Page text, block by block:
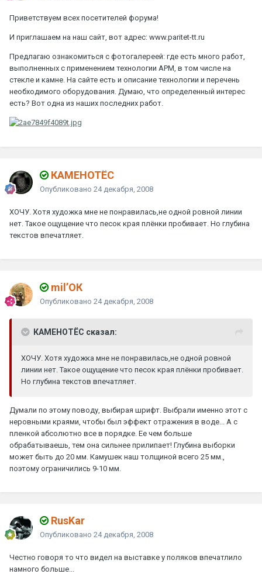
Приветствуем всех посетителей форума!
И приглашаем на наш сайт, вот адрес: www.paritet-tt.ru
Предлагаю ознакомиться с фотогалереей: где есть много работ,
выполненных с применением технологии АPM, в том числе на
стекле и камне. На сайте есть и описание технологии и перечень
необходимого оборудования. Думаю, что определенный интерес
есть? Вот одна из наших последних работ.
КАМЕНОТЁС
Опубликовано 24 декабря, 2008
ХОЧУ. Хотя художка мне не понравилась,не одной ровной линии
нет. Такое ощущение что песок края плёнки пробивает. Но глубина
текстов впечатляет.
mil’ОК
Опубликовано 24 декабря, 2008
КАМЕНОТЁС сказал:
ХОЧУ. Хотя художка мне не понравилась,не одной ровной
линии нет. Такое ощущение что песок края плёнки пробивает.
Но глубина текстов впечатляет.
Думали по этому поводу, выбирая шрифт. Выбрали именно этот с
неровными краями, чтобы был эффект отражения в воде... А с
пленкой абсолютно все в порядке. Ее чем больше
обрабатываешь, тем она сильнее прилипает! Глубина выборки
может быть до 20 мм. Камушек наш толщиной всего 25 мм.,
поэтому ограничились 9-10 мм.
RusKar
Опубликовано 24 декабря, 2008
Честно говоря то что видел на выставке у поляков впечатлило
намного больше...